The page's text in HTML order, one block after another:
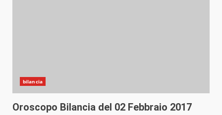
bilancia
Oroscopo Bilancia del 02 Febbraio 2017